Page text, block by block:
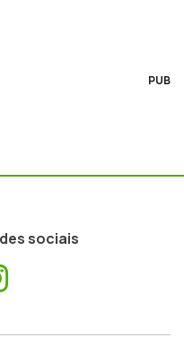
PUB
sociais